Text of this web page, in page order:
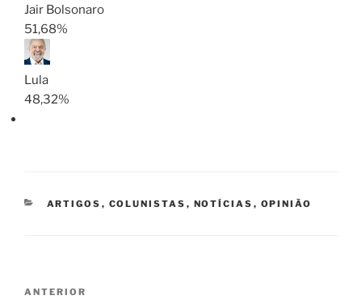
Jair Bolsonaro
51,68%
Lula
48,32%
CATEGORIAS
ARTIGOS , COLUNISTAS , NOTÍCIAS , OPINIÃO
Post
ANTERIOR